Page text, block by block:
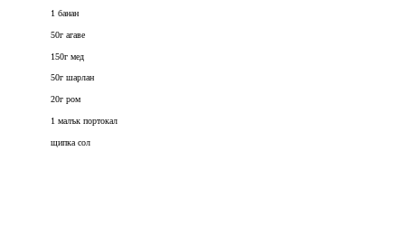
1 банан
50г агаве
150г мед
50г шарлан
20г ром
1 малък портокал
щипка сол